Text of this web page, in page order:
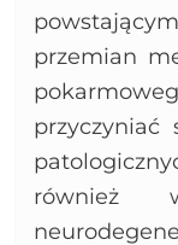
przemian
również